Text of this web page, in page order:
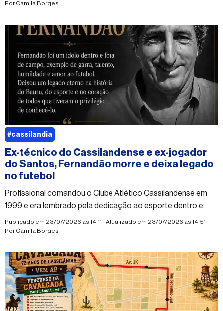
PorCamila Borges
Ex-técnico do Cassilandense e ex-jogador
do Santos, Fernandão morre e deixa legado
no futebol
Profissional comandou o Clube Atlético Cassilandense em
1999 e era lembrado pela dedicação ao esporte dentro e
fora dos gramados.
Publicado em 23/07/2026 às 14:11 - Atualizado em 23/07/2026 às 14:51 -
PorCamila Borges
#cassilandia